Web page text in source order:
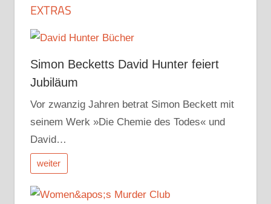
EXTRAS
Simon Becketts David Hunter feiert
Jubiläum
Vor zwanzig Jahren betrat Simon Beckett mit
seinem Werk »Die Chemie des Todes« und
David…
weiter